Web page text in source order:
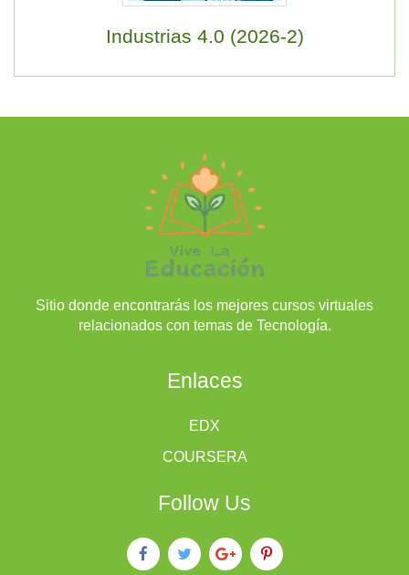
Industrias 4.0 (2026-2)
Sitio donde encontrarás los mejores cursos virtuales
relacionados con temas de Tecnología.
Enlaces
EDX
COURSERA
Follow Us